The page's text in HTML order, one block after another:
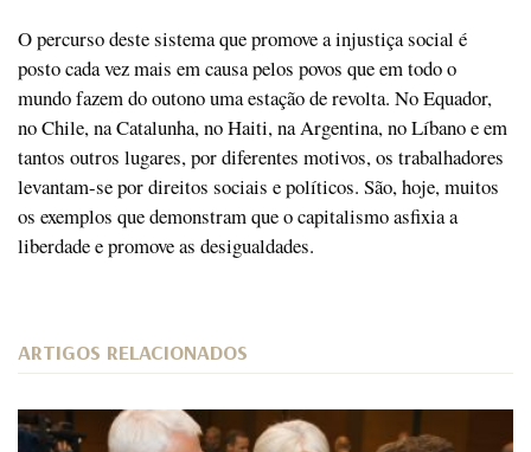
O percurso deste sistema que promove a injustiça social é
posto cada vez mais em causa pelos povos que em todo o
mundo fazem do outono uma estação de revolta. No Equador,
no Chile, na Catalunha, no Haiti, na Argentina, no Líbano e em
tantos outros lugares, por diferentes motivos, os trabalhadores
levantam-se por direitos sociais e políticos. São, hoje, muitos
os exemplos que demonstram que o capitalismo asfixia a
liberdade e promove as desigualdades.
ARTIGOS RELACIONADOS